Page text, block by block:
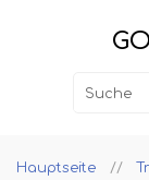
Hauptseite